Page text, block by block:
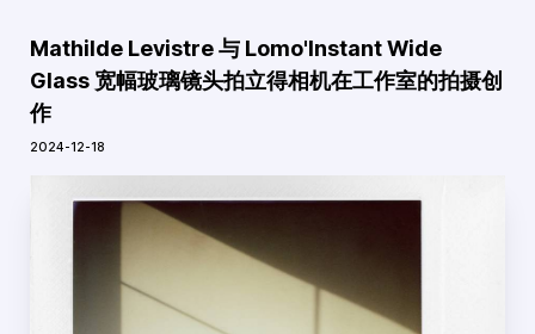
Mathilde Levistre 与 Lomo'Instant Wide
Glass 宽幅玻璃镜头拍立得相机在工作室的拍摄创
作
2024-12-18